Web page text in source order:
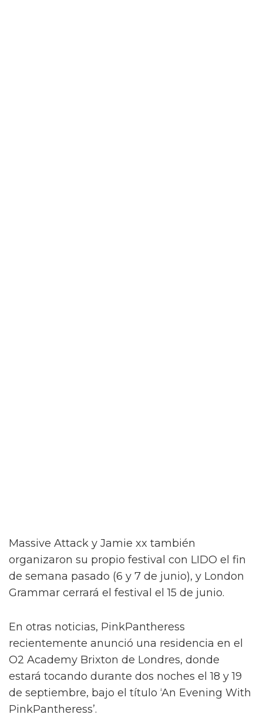
Massive Attack y Jamie xx también
organizaron su propio festival con LIDO el fin
de semana pasado (6 y 7 de junio), y London
Grammar cerrará el festival el 15 de junio.
En otras noticias, PinkPantheress
recientemente anunció una residencia en el
O2 Academy Brixton de Londres, donde
estará tocando durante dos noches el 18 y 19
de septiembre, bajo el título ‘An Evening With
PinkPantheress’.